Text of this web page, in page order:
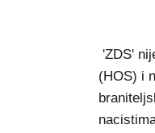
'ZDS'
(HOS) i